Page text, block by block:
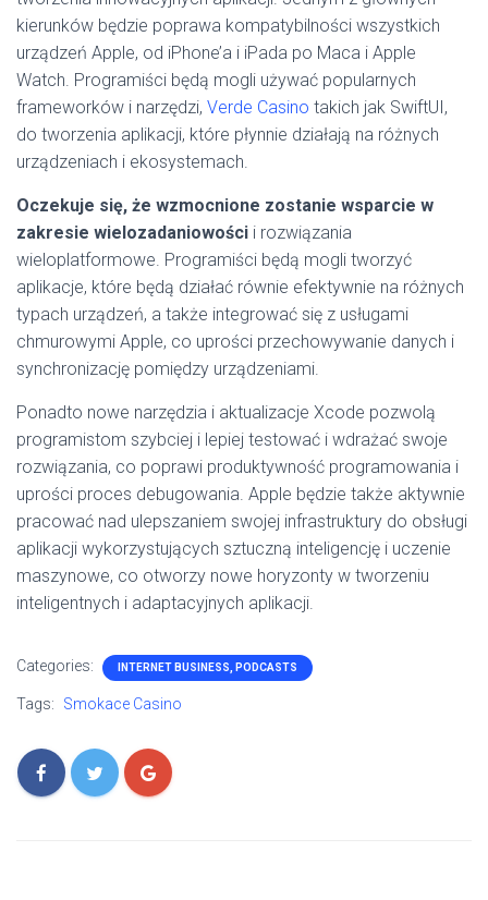
kierunków będzie poprawa kompatybilności wszystkich
urządzeń Apple, od iPhone’a i iPada po Maca i Apple
Watch. Programiści będą mogli używać popularnych
frameworków i narzędzi, Verde Casino takich jak SwiftUI,
do tworzenia aplikacji, które płynnie działają na różnych
urządzeniach i ekosystemach.
Oczekuje się, że wzmocnione zostanie wsparcie w
zakresie wielozadaniowości i rozwiązania
wieloplatformowe. Programiści będą mogli tworzyć
aplikacje, które będą działać równie efektywnie na różnych
typach urządzeń, a także integrować się z usługami
chmurowymi Apple, co uprości przechowywanie danych i
synchronizację pomiędzy urządzeniami.
Ponadto nowe narzędzia i aktualizacje Xcode pozwolą
programistom szybciej i lepiej testować i wdrażać swoje
rozwiązania, co poprawi produktywność programowania i
uprości proces debugowania. Apple będzie także aktywnie
pracować nad ulepszaniem swojej infrastruktury do obsługi
aplikacji wykorzystujących sztuczną inteligencję i uczenie
maszynowe, co otworzy nowe horyzonty w tworzeniu
inteligentnych i adaptacyjnych aplikacji.
Categories: INTERNET BUSINESS, PODCASTS
Tags: Smokace Casino